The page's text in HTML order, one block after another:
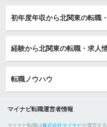
初年度年収から北関東の転職
経験から北関東の転職・求人
転職ノウハウ
マイナビ転職運営者情報
マイナビ転職は株式会社マイナビが運営す